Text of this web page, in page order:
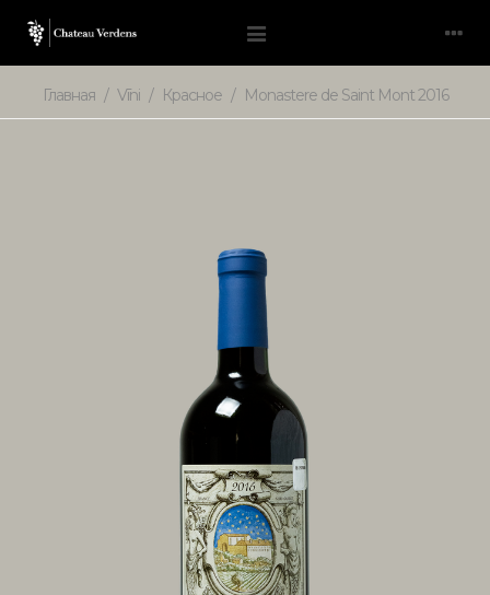
Главная / Vīni / Красное / Monastere de Saint Mont 2016